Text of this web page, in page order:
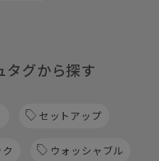
タグから探す
セットアップ
ウォッシャブル